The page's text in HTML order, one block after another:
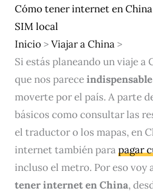
Cómo tener internet en
SIM local
Inicio>Viajar a China>
Si estás planeando un viaje a
que nos parece
moverte por el país. A parte
básicos como consultar las
el traductor o los mapas, en
internet también parapagar
incluso el metro. Por eso voy
tener internet en China,